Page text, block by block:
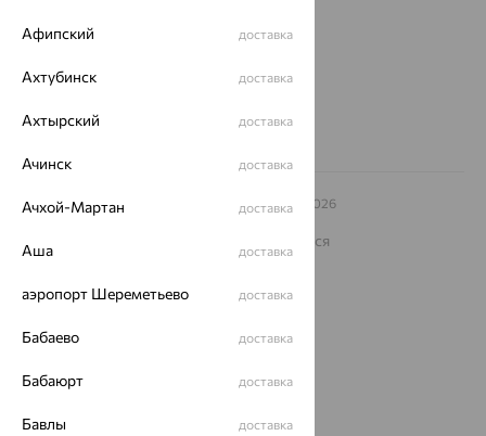
Другие города
Заказать звонок
© ООО «Ювелирный дом «Кристалл»,2009 – 2026
Архив акций
На информационном ресурсе применяются
рекомендательные технологии
ОГРН 1044800168379
Политика конфеденциальности
Разработка сайта —
Афипский доставка
Ахтубинск доставка
Ахтырский доставка
Ачинск доставка
Ачхой-Мартан доставка
Аша доставка
аэропорт Шереметьево доставка
Бабаево доставка
Бабаюрт доставка
Бавлы доставка